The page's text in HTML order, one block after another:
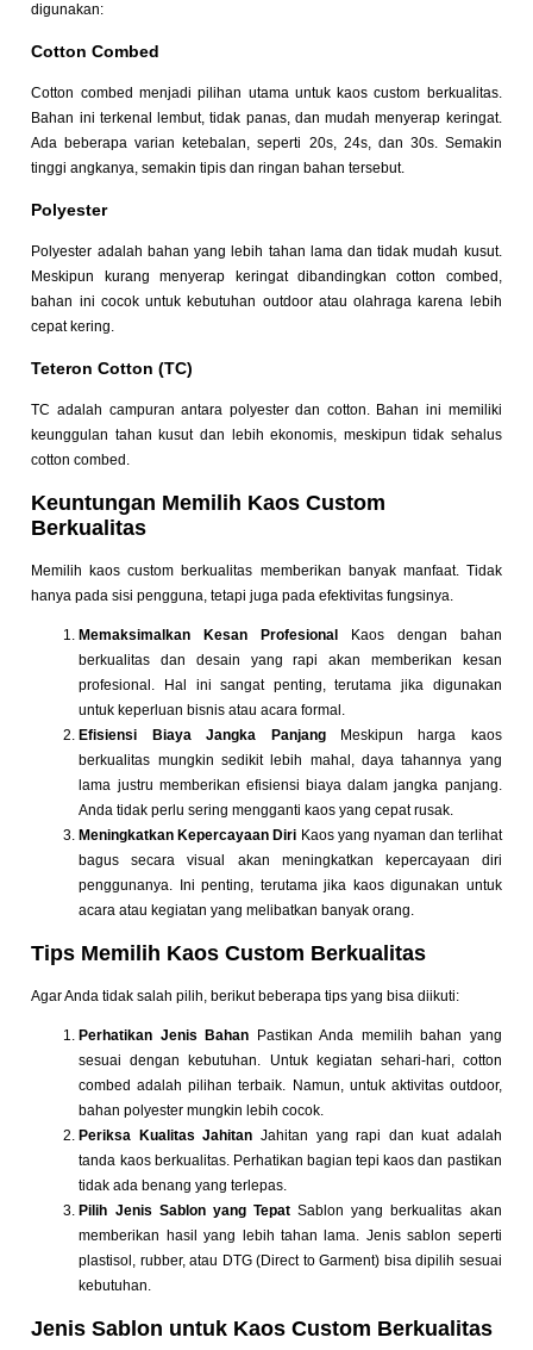
digunakan:
Cotton Combed
Cotton combed menjadi pilihan utama untuk kaos custom berkualitas.
Bahan ini terkenal lembut, tidak panas, dan mudah menyerap keringat.
Ada beberapa varian ketebalan, seperti 20s, 24s, dan 30s. Semakin
tinggi angkanya, semakin tipis dan ringan bahan tersebut.
Polyester
Polyester adalah bahan yang lebih tahan lama dan tidak mudah kusut.
Meskipun kurang menyerap keringat dibandingkan cotton combed,
bahan ini cocok untuk kebutuhan outdoor atau olahraga karena lebih
cepat kering.
Teteron Cotton (TC)
TC adalah campuran antara polyester dan cotton. Bahan ini memiliki
keunggulan tahan kusut dan lebih ekonomis, meskipun tidak sehalus
cotton combed.
Keuntungan Memilih Kaos Custom
Berkualitas
Memilih kaos custom berkualitas memberikan banyak manfaat. Tidak
hanya pada sisi pengguna, tetapi juga pada efektivitas fungsinya.
Memaksimalkan Kesan Profesional
Kaos dengan bahan
berkualitas dan desain yang rapi akan memberikan kesan
profesional. Hal ini sangat penting, terutama jika digunakan
untuk keperluan bisnis atau acara formal.
Efisiensi Biaya Jangka Panjang
Meskipun harga kaos
berkualitas mungkin sedikit lebih mahal, daya tahannya yang
lama justru memberikan efisiensi biaya dalam jangka panjang.
Anda tidak perlu sering mengganti kaos yang cepat rusak.
Meningkatkan Kepercayaan Diri Kaos yang nyaman dan terlihat
bagus secara visual akan meningkatkan kepercayaan diri
penggunanya. Ini penting, terutama jika kaos digunakan untuk
acara atau kegiatan yang melibatkan banyak orang.
Tips Memilih Kaos Custom Berkualitas
Agar Anda tidak salah pilih, berikut beberapa tips yang bisa diikuti:
Perhatikan Jenis Bahan
Pastikan Anda memilih bahan yang
sesuai dengan kebutuhan. Untuk kegiatan sehari-hari, cotton
combed adalah pilihan terbaik. Namun, untuk aktivitas outdoor,
bahan polyester mungkin lebih cocok.
Periksa Kualitas Jahitan Jahitan yang rapi dan kuat adalah
tanda kaos berkualitas. Perhatikan bagian tepi kaos dan pastikan
tidak ada benang yang terlepas.
Pilih Jenis Sablon yang Tepat Sablon yang berkualitas akan
memberikan hasil yang lebih tahan lama. Jenis sablon seperti
plastisol, rubber, atau DTG (Direct to Garment) bisa dipilih sesuai
kebutuhan.
Jenis Sablon untuk Kaos Custom Berkualitas